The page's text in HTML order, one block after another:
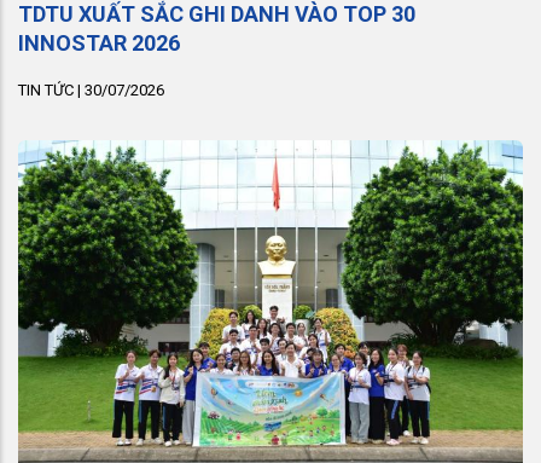
TDTU XUẤT SẮC GHI DANH VÀO TOP 30
INNOSTAR 2026
TIN TỨC | 30/07/2026